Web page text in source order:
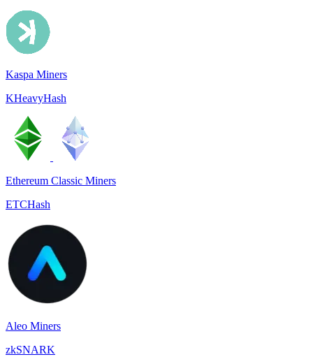
Kaspa Miners
KHeavyHash
Ethereum Classic Miners
ETCHash
Aleo Miners
zkSNARK